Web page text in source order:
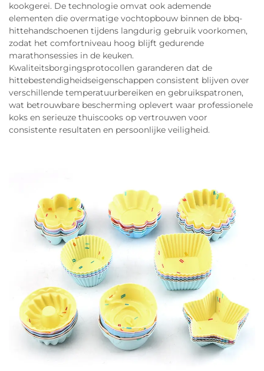
kookgerei. De technologie omvat ook ademende
elementen die overmatige vochtopbouw binnen de bbq-
hittehandschoenen tijdens langdurig gebruik voorkomen,
zodat het comfortniveau hoog blijft gedurende
marathonsessies in de keuken.
Kwaliteitsborgingsprotocollen garanderen dat de
hittebestendigheidseigenschappen consistent blijven over
verschillende temperatuurbereiken en gebruikspatronen,
wat betrouwbare bescherming oplevert waar professionele
koks en serieuze thuiscooks op vertrouwen voor
consistente resultaten en persoonlijke veiligheid.